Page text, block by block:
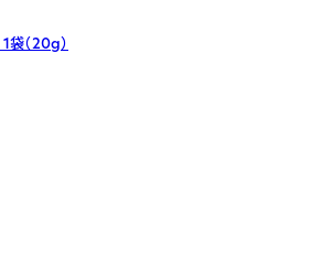
1袋（20g）